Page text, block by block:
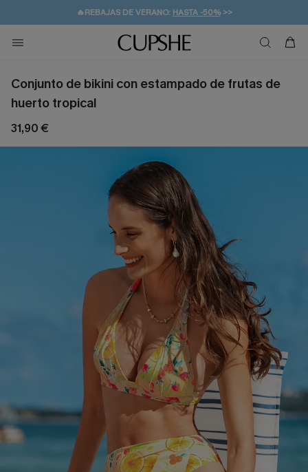
👒PROMOCIÓN DE VERANO:-10% EN 2 VESTIDOS
💌¡SUSCRIBIRSE & GANAR -10% EXTRA!
🚚ENVÍO GRATUITO A PARTIR DE 49 € >>
Conjunto de bikini con estampado de frutas de
huerto tropical
31,90 €